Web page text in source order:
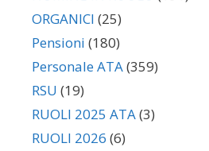
ORGANICI (25)
Pensioni (180)
Personale ATA(359)
RSU (19)
RUOLI 2025 ATA(3)
RUOLI 2026 (6)